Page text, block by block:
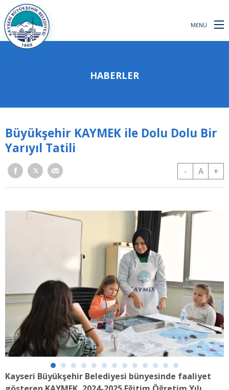
MENÜ
HABERLER
Büyükşehir KAYMEK ile Dolu Dolu Bir
Yarıyıl Tatili
- A +
Kayseri Büyükşehir Belediyesi bünyesinde faaliyet